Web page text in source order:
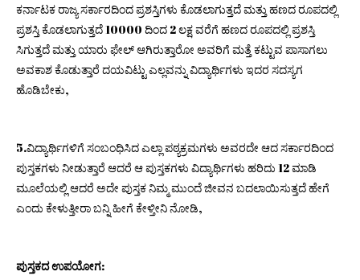
ಕರ್ನಾಟಕ ರಾಜ್ಯ ಸರ್ಕಾರದಿಂದ ಪ್ರಶಸ್ತಿಗಳು ಕೊಡಲಾಗುತ್ತದೆ ಮತ್ತು ಹಣದ ರೂಪದಲ್ಲಿ
ಪ್ರಶಸ್ತಿ ಕೊಡಲಾಗುತ್ತದೆ 10000 ದಿಂದ 2 ಲಕ್ಷ ವರೆಗೆ ಹಣದ ರೂಪದಲ್ಲಿ ಪ್ರಶಸ್ತಿ
ಸಿಗುತ್ತದೆ ಮತ್ತು ಯಾರು ಫೇಲ್ ಆಗಿರುತ್ತಾರೋ ಅವರಿಗೆ ಮತ್ತೆ ಕಟ್ಟುವ ಪಾಸಾಗಲು
ಅವಕಾಶ ಕೊಡುತ್ತಾರೆ ದಯವಿಟ್ಟು ಎಲ್ಲವನ್ನು ವಿದ್ಯಾರ್ಥಿಗಳು ಇದರ ಸದಸ್ಯಗ
ಹೊಡಿಬೇಕು,
5.ವಿದ್ಯಾರ್ಥಿಗಳಿಗೆ ಸಂಬಂಧಿಸಿದ ಎಲ್ಲಾ ಪಠ್ಯಕ್ರಮಗಳು ಅವರದೇ ಆದ ಸರ್ಕಾರದಿಂದ
ಪುಸ್ತಕಗಳು ನೀಡುತ್ತಾರೆ ಆದರೆ ಆ ಪುಸ್ತಕಗಳು ವಿದ್ಯಾರ್ಥಿಗಳು ಹರಿದು 12 ಮಾಡಿ
ಮೂಲೆಯಲ್ಲಿ ಆದರೆ ಅದೇ ಪುಸ್ತಕ ನಿಮ್ಮ ಮುಂದೆ ಜೀವನ ಬದಲಾಯಿಸುತ್ತದೆ ಹೇಗೆ
ಎಂದು ಕೇಳುತ್ತೀರಾ ಬನ್ನಿ ಹೀಗೆ ಕೇಳ್ತೀನಿ ನೋಡಿ,
ಪುಸ್ತಕದ ಉಪಯೋಗ: